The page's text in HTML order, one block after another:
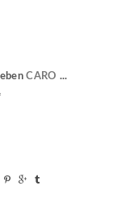
CARO ...